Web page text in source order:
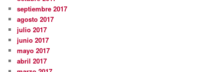
septiembre 2017
agosto 2017
julio 2017
junio 2017
mayo 2017
abril 2017